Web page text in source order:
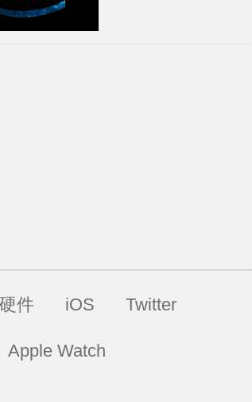
件 iOS Twitter
Apple Watch